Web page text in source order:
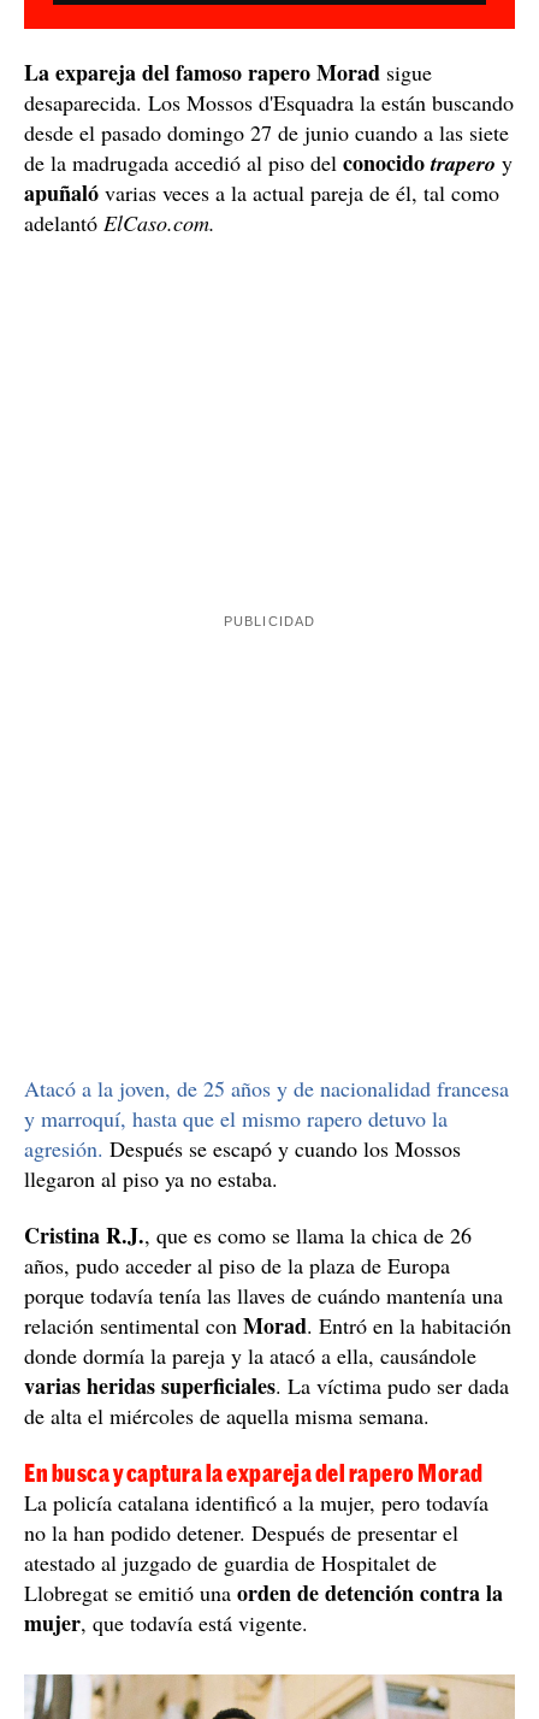
La expareja del famoso rapero Morad sigue
desaparecida. Los Mossos d'Esquadra la están buscando
desde el pasado domingo 27 de junio cuando a las siete
de la madrugada accedió al piso del conocidotrapero y
apuñaló varias veces a la actual pareja de él, tal como
adelantó ElCaso.com.
Atacó a la joven, de 25 años y de nacionalidad francesa
y marroquí, hasta que el mismo rapero detuvo la
agresión. Después se escapó y cuando los Mossos
llegaron al piso ya no estaba.
Cristina R.J., que es como se llama la chica de 26
años, pudo acceder al piso de la plaza de Europa
porque todavía tenía las llaves de cuándo mantenía una
relación sentimental con Morad. Entró en la habitación
donde dormía la pareja y la atacó a ella, causándole
varias heridas superficiales. La víctima pudo ser dada
de alta el miércoles de aquella misma semana.
En busca y captura la expareja del rapero Morad
La policía catalana identificó a la mujer, pero todavía
no la han podido detener. Después de presentar el
atestado al juzgado de guardia de Hospitalet de
Llobregat se emitió una orden de detención contra la
mujer, que todavía está vigente.